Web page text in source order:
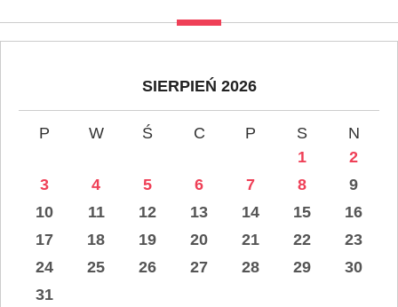
SIERPIEŃ 2026
P W Ś C P S
N
1
2
3
4 5 6 7 8
9
10
11 12 13 14 15
16
17
18 19 20 21 22
23
24
25 26 27 28 29
30
31